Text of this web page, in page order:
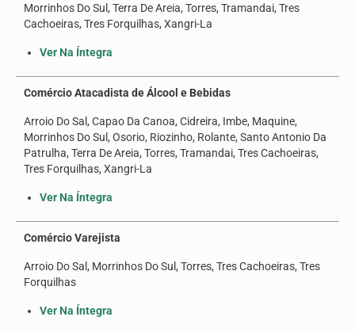
Jurídico
Subsedes
Convênios
Convenções e Acordos
Mídias
Galeria de Fotos
Informativos
Vídeos
Contato
Morrinhos Do Sul, Terra De Areia, Torres, Tramandai, Tres
Cachoeiras, Tres Forquilhas, Xangri-La
Ver Na Íntegra
Comércio Atacadista de Álcool e Bebidas
Arroio Do Sal, Capao Da Canoa, Cidreira, Imbe, Maquine,
Morrinhos Do Sul, Osorio, Riozinho, Rolante, Santo Antonio Da
Patrulha, Terra De Areia, Torres, Tramandai, Tres Cachoeiras,
Tres Forquilhas, Xangri-La
Ver Na Íntegra
Comércio Varejista
Arroio Do Sal, Morrinhos Do Sul, Torres, Tres Cachoeiras, Tres
Forquilhas
Ver Na Íntegra